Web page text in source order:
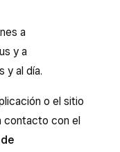
a
y a
y al día.
o el sitio
contacto con el